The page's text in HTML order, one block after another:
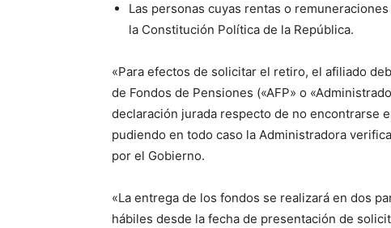
Las personas cuyas rentas o
la Constitución Política de la República.
«Para efectos de solicitar el retiro, el afiliado
de Fondos de Pensiones («AFP» o
declaración jurada respecto de no encontrarse
pudiendo en todo caso la Administradora
por el Gobierno.
«La entrega de los fondos se realizará en dos
hábiles desde la fecha de presentación de